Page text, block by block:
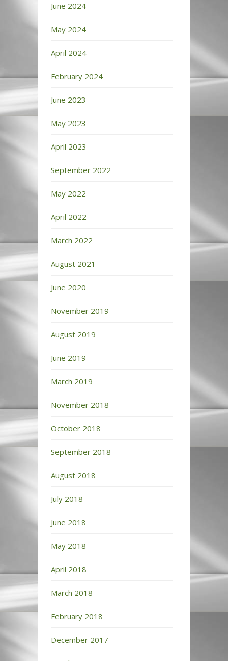
June 2024
May 2024
April 2024
February 2024
June 2023
May 2023
April 2023
September 2022
May 2022
April 2022
March 2022
August 2021
June 2020
November 2019
August 2019
June 2019
March 2019
November 2018
October 2018
September 2018
August 2018
July 2018
June 2018
May 2018
April 2018
March 2018
February 2018
December 2017